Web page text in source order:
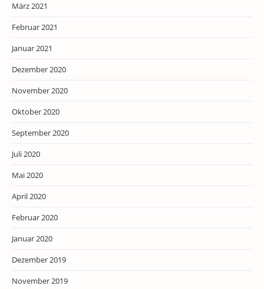
März 2021
Februar 2021
Januar 2021
Dezember 2020
November 2020
Oktober 2020
September 2020
Juli 2020
Mai 2020
April 2020
Februar 2020
Januar 2020
Dezember 2019
November 2019